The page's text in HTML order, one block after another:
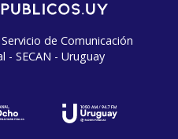
de Comunicación
- SECAN - Uruguay